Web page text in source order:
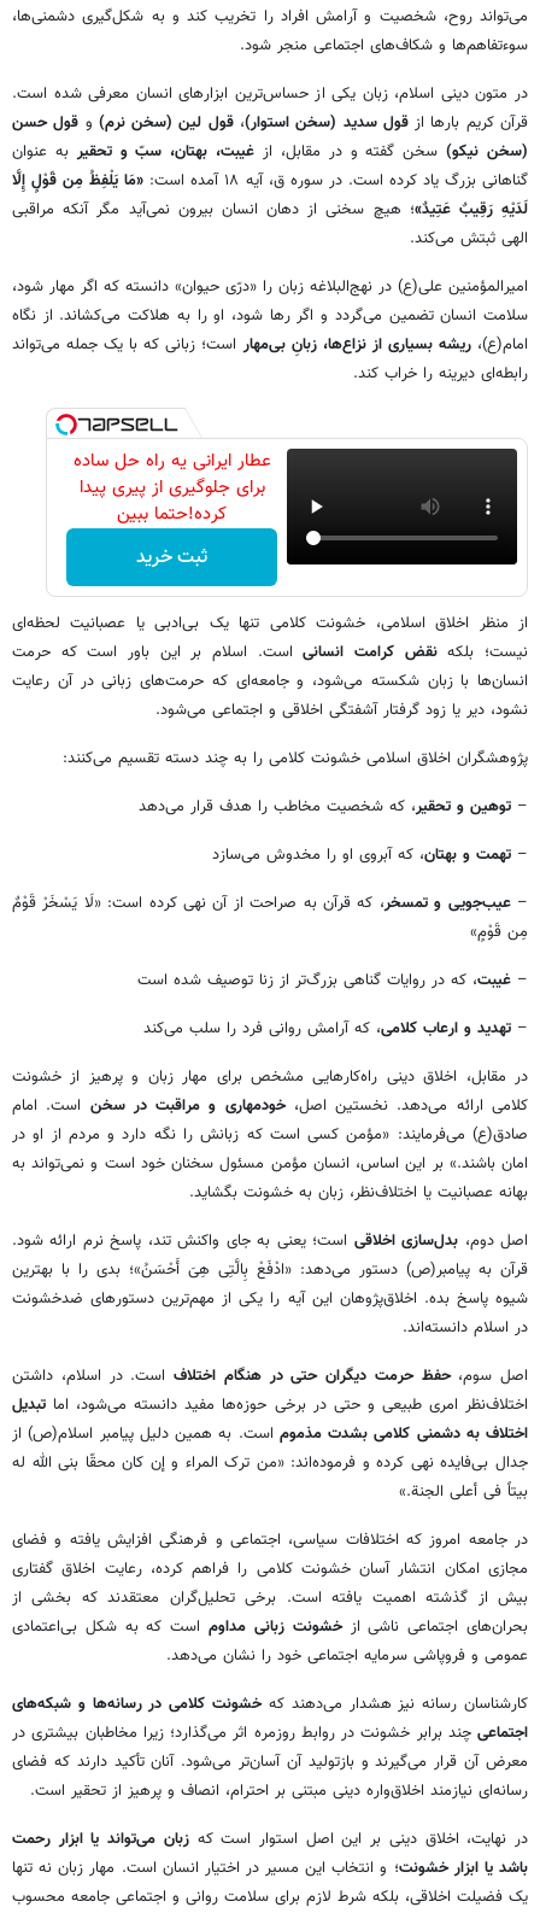
می‌تواند روح، شخصیت و آرامش افراد را تخریب کند و به شکل‌گیری دشمنی‌ها،
سوءتفاهم‌ها و شکاف‌های اجتماعی منجر شود.
در متون دینی اسلام، زبان یکی از حساس‌ترین ابزارهای انسان معرفی شده است.
قرآن کریم بارها ازقول سدید (سخن استوار)،قول لین (سخن نرم) و قول حسن
(سخن نیکو)سخن گفته و در مقابل، از غیبت، بهتان، سبّ و تحقیربه عنوان
گناهانی بزرگ یاد کرده است. در سوره ق، آیه ۱۸ آمده است:
«مَا یَلْفِظُ مِن قَوْلٍ إِلَّا
لَدَیْهِ رَقِیبٌ عَتِیدٌ»؛ هیچ سخنی از دهان انسان بیرون نمی‌آید مگر آنکه مراقبی
الهی ثبتش می‌کند.
امیرالمؤمنین علی(ع) در نهج‌البلاغه زبان را «درّی حیوان» دانسته که اگر مهار شود،
سلامت انسان تضمین می‌گردد و اگر رها شود، او را به هلاکت می‌کشاند. از نگاه
امام(ع)،ریشه بسیاری از نزاع‌ها، زبانِ بی‌مهاراست؛ زبانی که با یک جمله می‌تواند
رابطه‌ای دیرینه را خراب کند.
عطار ایرانی یه راه حل ساده
برای جلوگیری از پیری پیدا
کرده!حتما ببین
ثبت خرید
از منظر اخلاق اسلامی، خشونت کلامی تنها یک بی‌ادبی یا عصبانیت لحظه‌ای
نیست؛ بلکهنقض کرامت انسانیاست. اسلام بر این باور است که حرمت
انسان‌ها با زبان شکسته می‌شود، و جامعه‌ای که حرمت‌های زبانی در آن رعایت
نشود، دیر یا زود گرفتار آشفتگی اخلاقی و اجتماعی می‌شود.
پژوهشگران اخلاق اسلامی خشونت کلامی را به چند دسته تقسیم می‌کنند:
– توهین و تحقیر، که شخصیت مخاطب را هدف قرار می‌دهد
– تهمت و بهتان، که آبروی او را مخدوش می‌سازد
–عیب‌جویی و تمسخر، که قرآن به صراحت از آن نهی کرده است: «لَا یَسْخَرْ قَوْمٌ
مِن قَوْمٍ»
– غیبت، که در روایات گناهی بزرگ‌تر از زنا توصیف شده است
– تهدید و ارعاب کلامی، که آرامش روانی فرد را سلب می‌کند
در مقابل، اخلاق دینی راه‌کارهایی مشخص برای مهار زبان و پرهیز از خشونت
کلامی ارائه می‌دهد. نخستین اصل،خودمهاری و مراقبت در سخن است. امام
صادق(ع) می‌فرمایند: «مؤمن کسی است که زبانش را نگه دارد و مردم از او در
امان باشند.» بر این اساس، انسان مؤمن مسئول سخنان خود است و نمی‌تواند به
بهانه عصبانیت یا اختلاف‌نظر، زبان به خشونت بگشاید.
اصل دوم، بدل‌سازی اخلاقی است؛ یعنی به جای واکنش تند، پاسخ نرم ارائه شود.
قرآن به پیامبر(ص) دستور می‌دهد: «ادْفَعْ بِالَّتِی هِیَ أَحْسَنُ»؛ بدی را با بهترین
شیوه پاسخ بده. اخلاق‌پژوهان این آیه را یکی از مهم‌ترین دستورهای ضدخشونت
در اسلام دانسته‌اند.
اصل سوم،حفظ حرمت دیگران حتی در هنگام اختلاف است. در اسلام، داشتن
اختلاف‌نظر امری طبیعی و حتی در برخی حوزه‌ها مفید دانسته می‌شود، اما تبدیل
اختلاف به دشمنی کلامی بشدت مذموم است. به همین دلیل پیامبر اسلام(ص) از
جدال بی‌فایده نهی کرده و فرموده‌اند: «من ترک المراء و إن کان محقّا بنی الله له
بیتاً فی أعلی الجنة.»
در جامعه امروز که اختلافات سیاسی، اجتماعی و فرهنگی افزایش یافته و فضای
مجازی امکان انتشار آسان خشونت کلامی را فراهم کرده، رعایت اخلاق گفتاری
بیش از گذشته اهمیت یافته است. برخی تحلیل‌گران معتقدند که بخشی از
بحران‌های اجتماعی ناشی ازخشونت زبانی مداوماست که به شکل بی‌اعتمادی
عمومی و فروپاشی سرمایه اجتماعی خود را نشان می‌دهد.
کارشناسان رسانه نیز هشدار می‌دهند کهخشونت کلامی در رسانه‌ها و شبکه‌های
اجتماعی چند برابر خشونت در روابط روزمره اثر می‌گذارد؛ زیرا مخاطبان بیشتری در
معرض آن قرار می‌گیرند و بازتولید آن آسان‌تر می‌شود. آنان تأکید دارند که فضای
رسانه‌ای نیازمند اخلاق‌واره دینی مبتنی بر احترام، انصاف و پرهیز از تحقیر است.
در نهایت، اخلاق دینی بر این اصل استوار است کهزبان می‌تواند یا ابزار رحمت
باشد یا ابزار خشونت؛ و انتخاب این مسیر در اختیار انسان است. مهار زبان نه تنها
یک فضیلت اخلاقی، بلکه شرط لازم برای سلامت روانی و اجتماعی جامعه محسوب